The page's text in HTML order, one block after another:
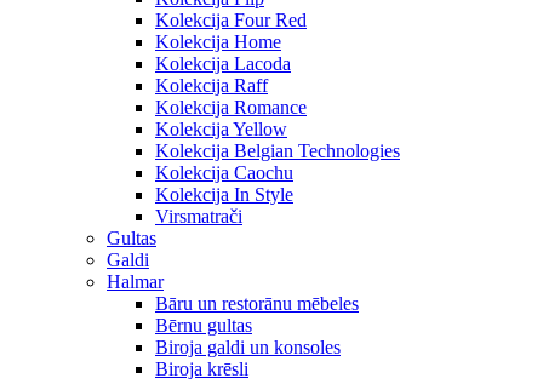
Kolekcija Four Red
Kolekcija Home
Kolekcija Lacoda
Kolekcija Raff
Kolekcija Romance
Kolekcija Yellow
Kolekcija Belgian Technologies
Kolekcija Caochu
Kolekcija In Style
Virsmatrači
Gultas
Galdi
Halmar
Bāru un restorānu mēbeles
Bērnu gultas
Biroja galdi un konsoles
Biroja krēsli